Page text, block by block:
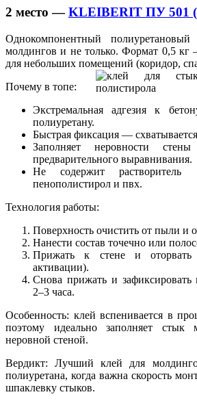
2 место —KLEIBERIT ПУ 501
Однокомпонентный
молдингов и не только. Формат 0,5 кг
для небольших помещений (коридор,
Почему в топе:
Экстремальная адгезия к
полиуретану.
Быстрая фиксация —
Заполняет неровности
предварительного выравнивания.
Не содержит
пенополистирол и пвх.
Технология работы:
Поверхность очистить от пыли и
Нанести состав точечно или
Прижать к стене и
активации).
Снова прижать и
2–3 часа.
Особенность: клей вспенивается в
поэтому идеально заполняет
неровной стеной.
Вердикт: Лучший клей для
полиуретана, когда важна скорость
шпаклевку стыков.